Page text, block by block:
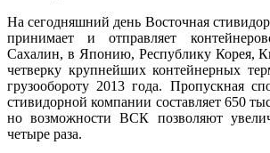
На сегодняшний день Восточная
принимает и отправляет
Сахалин, в Японию, Республику Корея,
четверку крупнейших контейнерных
грузообороту 2013 года. Пропускная
стивидорной компании составляет 650
но возможности ВСК позволяют
четыре раза.